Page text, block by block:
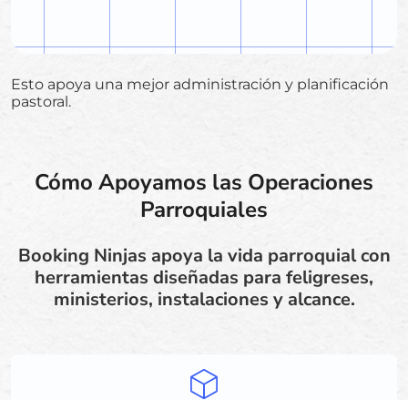
Esto apoya una mejor administración y planificación
pastoral.
Cómo Apoyamos las Operaciones
Parroquiales
Booking Ninjas apoya la vida parroquial con
herramientas diseñadas para feligreses,
ministerios, instalaciones y alcance.